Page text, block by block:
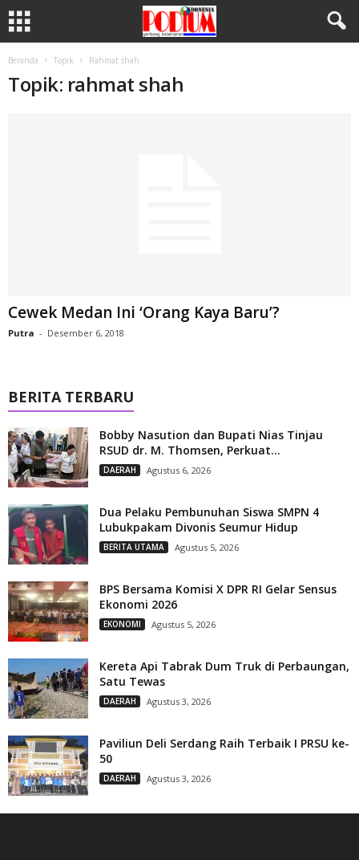
Beranda Topik Rahmat shah
Topik: rahmat shah
Cewek Medan Ini ‘Orang Kaya Baru’?
Putra - Desember 6, 2018
BERITA TERBARU
Bobby Nasution dan Bupati Nias Tinjau
RSUD dr. M. Thomsen, Perkuat...
DAERAH Agustus 6, 2026
Dua Pelaku Pembunuhan Siswa SMPN 4
Lubukpakam Divonis Seumur Hidup
BERITA UTAMA Agustus 5, 2026
BPS Bersama Komisi X DPR RI Gelar Sensus
Ekonomi 2026
EKONOMI Agustus 5, 2026
Kereta Api Tabrak Dum Truk di Perbaungan,
Satu Tewas
DAERAH Agustus 3, 2026
Paviliun Deli Serdang Raih Terbaik I PRSU ke-
50
DAERAH Agustus 3, 2026